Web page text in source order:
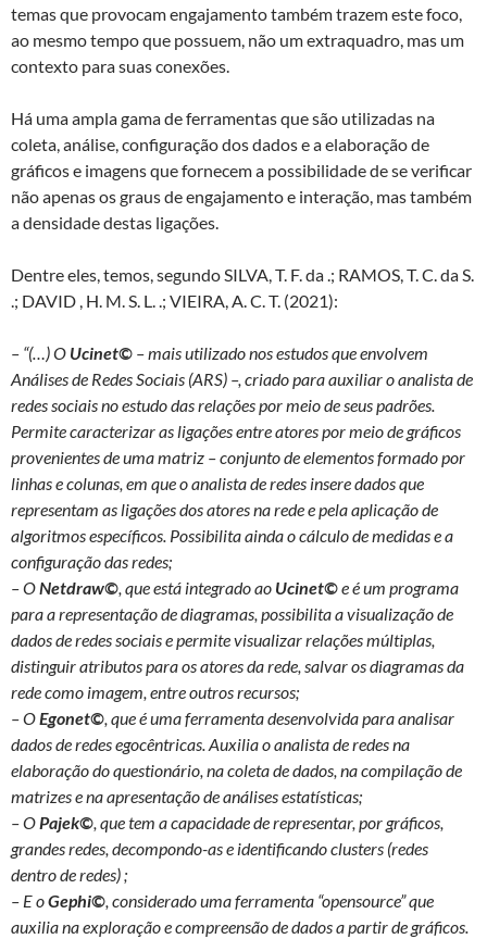
temas que provocam engajamento também trazem este foco,
ao mesmo tempo que possuem, não um extraquadro, mas um
contexto para suas conexões.
Há uma ampla gama de ferramentas que são utilizadas na
coleta, análise, configuração dos dados e a elaboração de
gráficos e imagens que fornecem a possibilidade de se verificar
não apenas os graus de engajamento e interação, mas também
a densidade destas ligações.
Dentre eles, temos, segundo SILVA, T. F. da .; RAMOS, T. C. da S.
.; DAVID , H. M. S. L. .; VIEIRA, A. C. T. (2021):
– “(…) O Ucinet© – mais utilizado nos estudos que envolvem
Análises de Redes Sociais (ARS) –, criado para auxiliar o analista de
redes sociais no estudo das relações por meio de seus padrões.
Permite caracterizar as ligações entre atores por meio de gráficos
provenientes de uma matriz – conjunto de elementos formado por
linhas e colunas, em que o analista de redes insere dados que
representam as ligações dos atores na rede e pela aplicação de
algoritmos específicos. Possibilita ainda o cálculo de medidas e a
configuração das redes;
– ONetdraw©, que está integrado ao Ucinet©e é um programa
para a representação de diagramas, possibilita a visualização de
dados de redes sociais e permite visualizar relações múltiplas,
distinguir atributos para os atores da rede, salvar os diagramas da
rede como imagem, entre outros recursos;
– OEgonet©, que é uma ferramenta desenvolvida para analisar
dados de redes egocêntricas. Auxilia o analista de redes na
elaboração do questionário, na coleta de dados, na compilação de
matrizes e na apresentação de análises estatísticas;
– OPajek©, que tem a capacidade de representar, por gráficos,
grandes redes, decompondo-as e identificando clusters (redes
dentro de redes) ;
– E oGephi©, considerado uma ferramenta “opensource” que
auxilia na exploração e compreensão de dados a partir de gráficos.